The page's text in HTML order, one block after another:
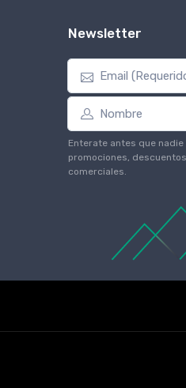
Newsletter
Enterate antes que
promociones,
comerciales.